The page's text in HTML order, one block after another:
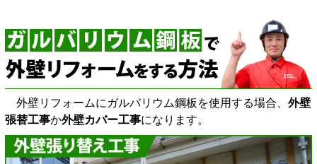
外壁リフォームにガルバリウム鋼板を使用する場合、 外壁
張替工事か外壁カバー工事になります。